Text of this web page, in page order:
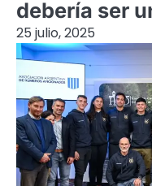
debería ser
25 julio, 2025